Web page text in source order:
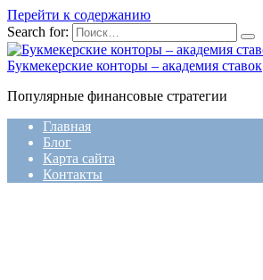
Перейти к содержанию
Search for:
Букмекерские конторы – академия ставок
Популярные финансовые стратегии
Главная
Блог
Карта сайта
Контакты